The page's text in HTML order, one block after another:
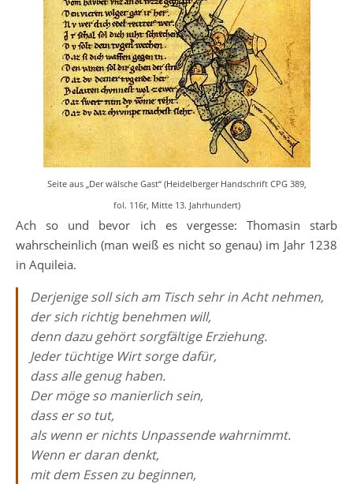
Seite aus „Der wälsche Gast“ (Heidelberger Handschrift CPG 389,
fol. 116r, Mitte 13. Jahrhundert)
Ach so und bevor ich es vergesse: Thomasin starb
wahrscheinlich (man weiß es nicht so genau) im Jahr 1238
in Aquileia.
Derjenige soll sich am Tisch sehr in Acht nehmen,
der sich richtig benehmen will,
denn dazu gehört sorgfältige Erziehung.
Jeder tüchtige Wirt sorge dafür,
dass alle genug haben.
Der möge so manierlich sein,
dass er so tut,
als wenn er nichts Unpassende wahrnimmt.
Wenn er daran denkt,
mit dem Essen zu beginnen,